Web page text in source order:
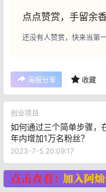
点点赞赏，手留余
还没有人赞赏，快来当第
海报分享 收藏
创业项目
如何通过三个简单步骤，
年内增加1万名粉丝？
2023-7-5 20:09:17